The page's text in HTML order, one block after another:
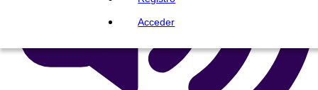
Acceder